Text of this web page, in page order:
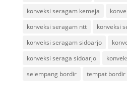
konveksi seragam kemeja
konveksi seragam ntt
konveksi
konveksi seragam sidoarjo
konveksi seraga sidoarjo
selempang bordir
tempat bordir